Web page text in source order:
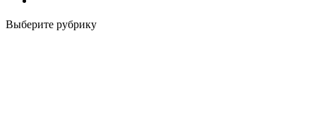
Выберите рубрику